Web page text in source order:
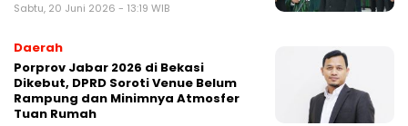
Sabtu, 20 Juni 2026 - 13:19 WIB
Daerah
Porprov Jabar 2026 di Bekasi
Dikebut, DPRD Soroti Venue Belum
Rampung dan Minimnya Atmosfer
Tuan Rumah